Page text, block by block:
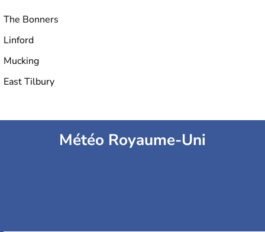
The Bonners
Linford
Mucking
East Tilbury
Météo Royaume-Uni